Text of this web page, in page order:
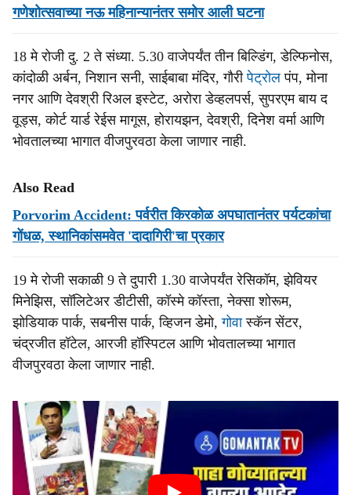
गणेशोत्सवाच्या नऊ महिनान्यानंतर समोर आली घटना
18 मे रोजी दु. 2 ते संध्या. 5.30 वाजेपर्यंत तीन बिल्डिंग, डेल्फिनोस,
कांदोळी अर्बन, निशान सनी, साईबाबा मंदिर, गौरीपेट्रोल पंप, मोना
नगर आणि देवश्री रिअल इस्टेट, अरोरा डेव्हलपर्स, सुपरएम बाय द
वूड्स, कोर्ट यार्ड रेईस मागूस, होरायझन, देवश्री, दिनेश वर्मा आणि
भोवतालच्या भागात वीजपुरवठा केला जाणार नाही.
Also Read
Porvorim Accident: पर्वरीत किरकोळ अपघातानंतर पर्यटकांचा
गोंधळ, स्थानिकांसमवेत 'दादागिरी'चा प्रकार
19 मे रोजी सकाळी 9 ते दुपारी 1.30 वाजेपर्यंत रेसिकॉम, झेवियर
मिनेझिस, सॉलिटेअर डीटीसी, कॉस्मे कॉस्ता, नेक्सा शोरूम,
झोडियाक पार्क, सबनीस पार्क, व्हिजन डेमो,गोवास्कॅन सेंटर,
चंद्रजीत हॉटेल, आरजी हॉस्पिटल आणि भोवतालच्या भागात
वीजपुरवठा केला जाणार नाही.